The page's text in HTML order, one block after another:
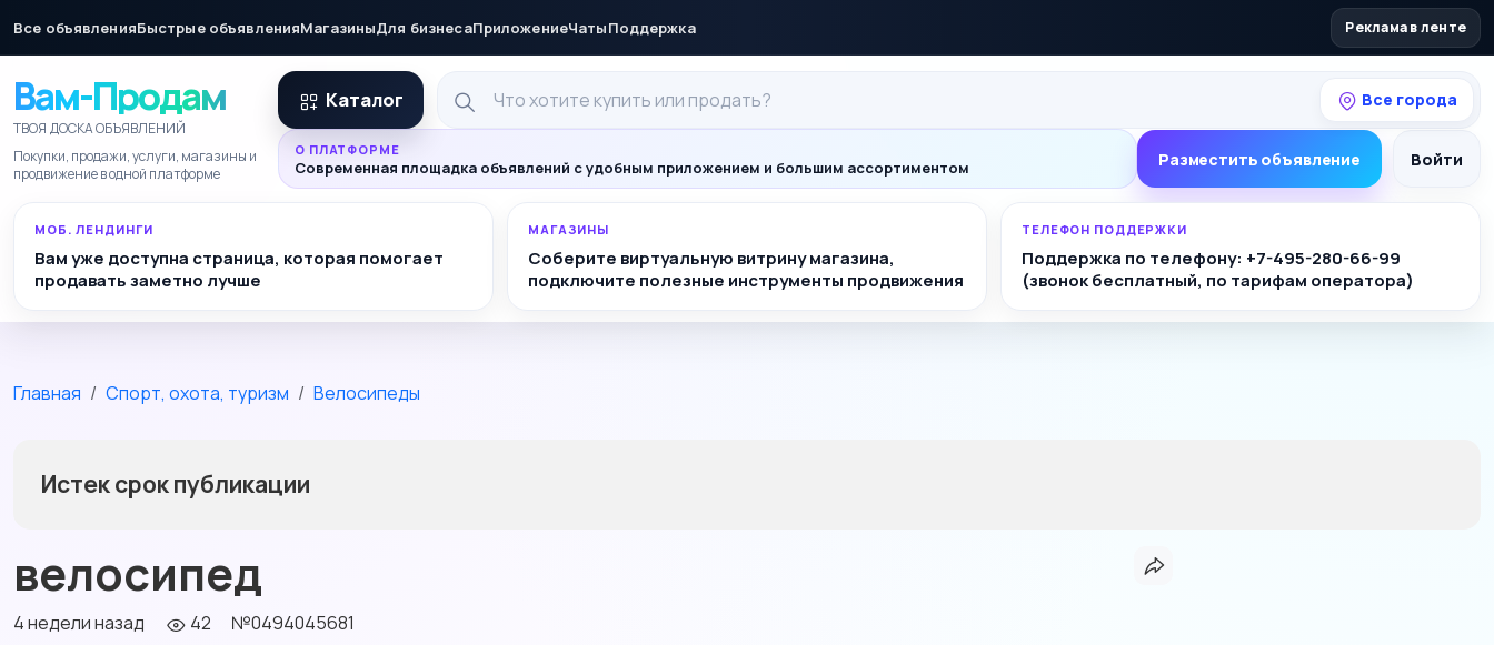
Все объявленияБыстрые объявленияМагазиныДля бизнесаПриложениеЧатыПоддержка Реклама в ленте
Вам-Продам
ТВОЯ ДОСКА ОБЪЯВЛЕНИЙ
Покупки, продажи, услуги, магазины и
продвижение в одной платформе
Каталог Все города
О ПЛАТФОРМЕ
Современная площадка объявлений с удобным приложением и большим ассортиментом Разместить объявление Войти
МОБ. ЛЕНДИНГИ
Вам уже доступна страница, которая помогает
продавать заметно лучше
МАГАЗИНЫ
Соберите виртуальную витрину магазина,
подключите полезные инструменты продвижения
ТЕЛЕФОН ПОДДЕРЖКИ
Поддержка по телефону: +7-495-280-66-99
(звонок бесплатный, по тарифам оператора)
Главная Спорт, охота, туризм Велосипеды
Истек срок публикации
велосипед
4 недели назад 42 №0494045681